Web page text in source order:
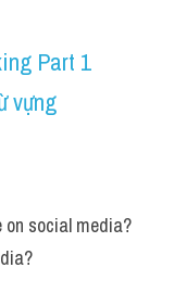
Part 1
vựng​
on social media?